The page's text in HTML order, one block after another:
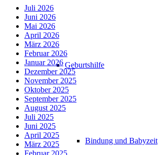
Geburtshilfe
Bindung und Babyzeit
Juli 2026
Juni 2026
Mai 2026
April 2026
März 2026
Februar 2026
Januar 2026
Dezember 2025
November 2025
Oktober 2025
September 2025
August 2025
Juli 2025
Juni 2025
April 2025
März 2025